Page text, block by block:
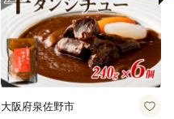
大阪府泉佐野市